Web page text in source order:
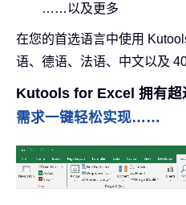
……以及更多
在您的首选语言中使用
语、德语、法语、中文以及
Kutools for Excel 拥有超
需求一键轻松实现……